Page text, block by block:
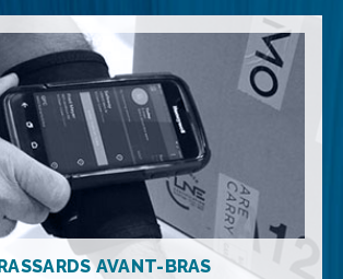
AVANT-BRAS